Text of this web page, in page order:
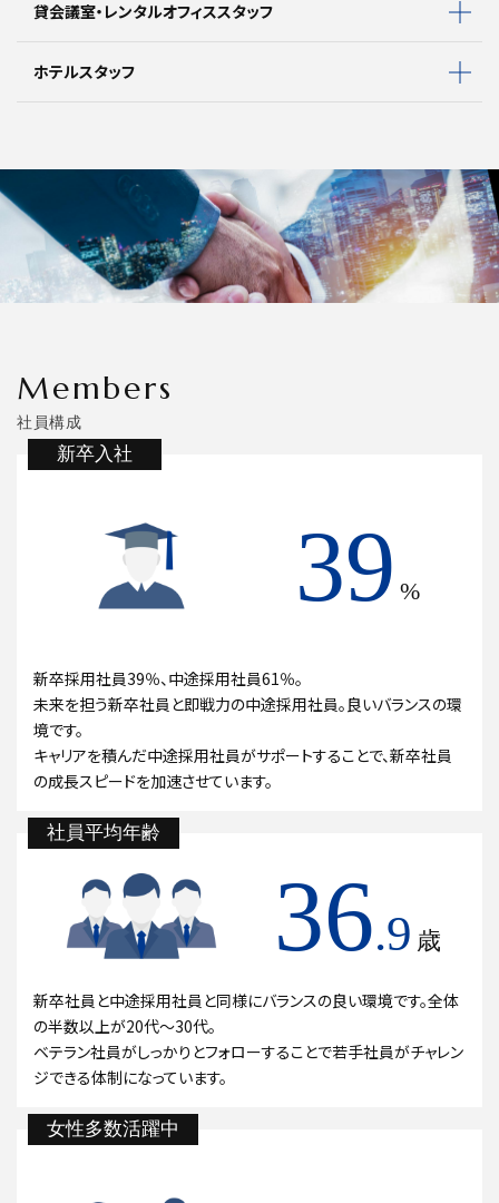
貸会議室・レンタルオフィススタッフ
ホテルスタッフ
Members
社員構成
新卒入社
39 %
新卒採用社員39％、中途採用社員61％。
未来を担う新卒社員と即戦力の中途採用社員。良いバランスの環
境です。
キャリアを積んだ中途採用社員がサポートすることで、新卒社員
の成長スピードを加速させています。
社員平均年齢
36.9 歳
新卒社員と中途採用社員と同様にバランスの良い環境です。全体
の半数以上が20代～30代。
ベテラン社員がしっかりとフォローすることで若手社員がチャレン
ジできる体制になっています。
女性多数活躍中